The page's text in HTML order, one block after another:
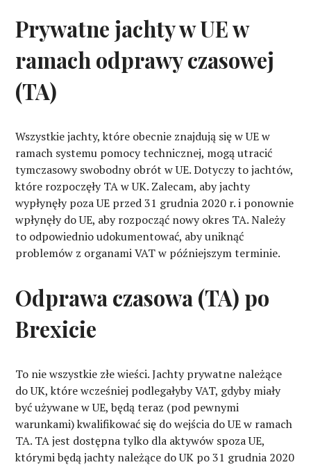
Prywatne jachty w UE w
ramach odprawy czasowej
(TA)
Wszystkie jachty, które obecnie znajdują się w UE w
ramach systemu pomocy technicznej, mogą utracić
tymczasowy swobodny obrót w UE. Dotyczy to jachtów,
które rozpoczęły TA w UK. Zalecam, aby jachty
wypłynęły poza UE przed 31 grudnia 2020 r. i ponownie
wpłynęły do UE, aby rozpocząć nowy okres TA. Należy
to odpowiednio udokumentować, aby uniknąć
problemów z organami VAT w późniejszym terminie.
Odprawa czasowa (TA) po
Brexicie
To nie wszystkie złe wieści. Jachty prywatne należące
do UK, które wcześniej podlegałyby VAT, gdyby miały
być używane w UE, będą teraz (pod pewnymi
warunkami) kwalifikować się do wejścia do UE w ramach
TA. TA jest dostępna tylko dla aktywów spoza UE,
którymi będą jachty należące do UK po 31 grudnia 2020